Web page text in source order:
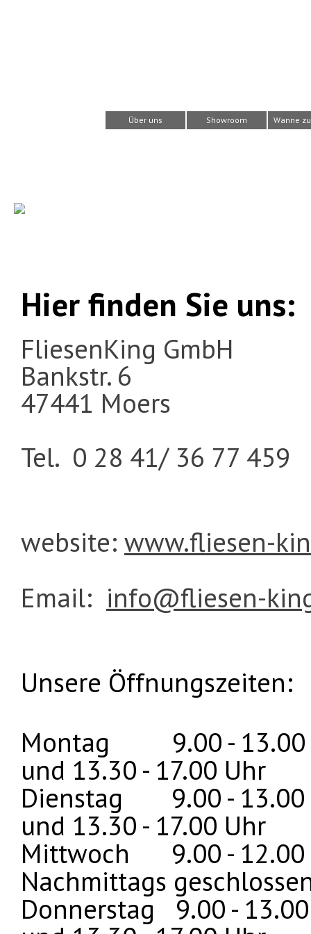
Über uns Showroom Wanne
Hier finden Sie uns:
FliesenKing GmbH
Bankstr. 6
47441 Moers
Tel. 0 28 41/ 36 77 459
website:www.fliesen-
Email: info@fliesen-
Unsere Öffnungszeiten:
Montag 9.00 -
und 13.30 - 17.00 Uhr
Dienstag 9.00 - 13.00
und 13.30 - 17.00 Uhr
Mittwoch 9.00 - 12.00
Nachmittags
Donnerstag 9.00 -